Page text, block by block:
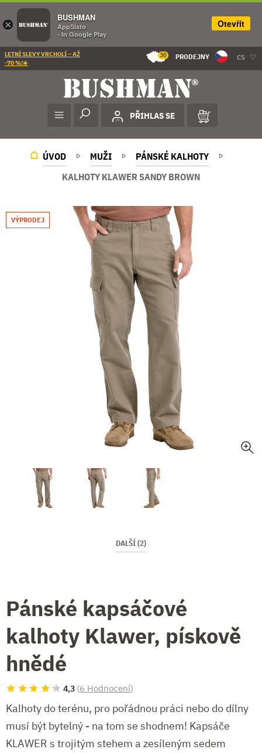
LETNÍ SLEVY VRCHOLÍ – AŽ
-70 %!☀️
30 PRODEJNY CS
PŘIHLAS SE
ÚVOD MUŽI
PÁNSKÉ KALHOTY
KALHOTY KLAWER SANDY BROWN
VÝPRODEJ
DALŠÍ (2)
Pánské kapsáčové
kalhoty Klawer, pískově
hnědé
4,3 (6 Hodnocení)
Kalhoty do terénu, pro pořádnou práci nebo do dílny
musí být bytelný - na tom se shodnem! Kapsáče
KLAWER s trojitým stehem a zesíleným sedem
×
BUSHMAN
AppSisto
- In Google Play
Otevřít